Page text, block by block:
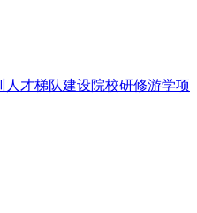
人才梯队建设院校研修游学项